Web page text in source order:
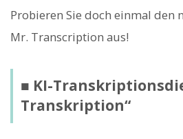
Probieren Sie doch einmal den
Mr. Transcription aus!
■ KI-
Transkription“